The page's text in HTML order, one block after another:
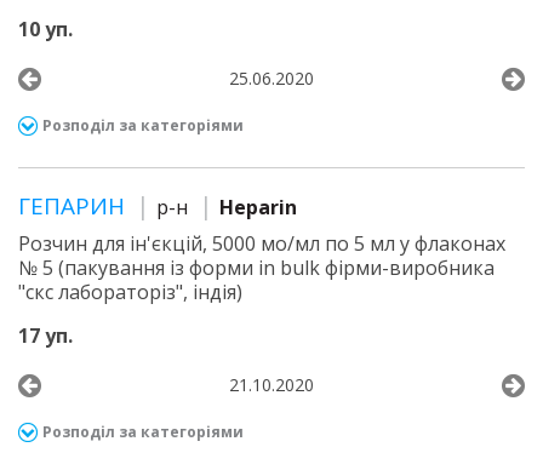
10 уп.
25.06.2020
Розподіл за категоріями
ГЕПАРИН р-н
Heparin
Розчин для ін'єкцій, 5000 мо/мл по 5 мл у флаконах
№ 5 (пакування із форми in bulk фірми-виробника
"скс лабораторіз", індія)
17 уп.
21.10.2020
Розподіл за категоріями